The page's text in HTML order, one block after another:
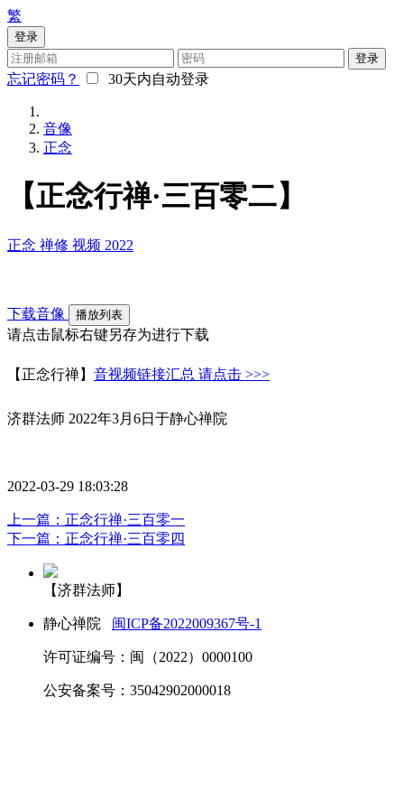
繁
登录
登录
忘记密码？ 30天内自动登录
音像
正念
【正念行禅·三百零二】
正念 禅修 视频 2022
下载音像 播放列表
请点击鼠标右键另存为进行下载
【正念行禅】 音视频链接汇总 请点击 >>>
济群法师 2022年3月6日于静心禅院
2022-03-29 18:03:28
上一篇：正念行禅·三百零一
下一篇：正念行禅·三百零四
【济群法师】
静心禅院 闽ICP备2022009367号-1
许可证编号：闽（2022）0000100
公安备案号：35042902000018